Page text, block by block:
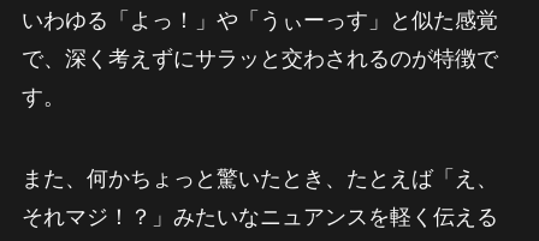
いわゆる「よっ！」や「うぃーっす」と似た感覚
で、深く考えずにサラッと交わされるのが特徴で
す。
また、何かちょっと驚いたとき、たとえば「え、
それマジ！？」みたいなニュアンスを軽く伝える